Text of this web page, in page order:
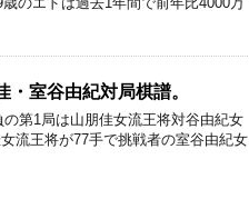
室谷由紀対局棋譜。
第1局は山朋佳女流王将対谷由紀女
流王将が77手で挑戦者の室谷由紀女